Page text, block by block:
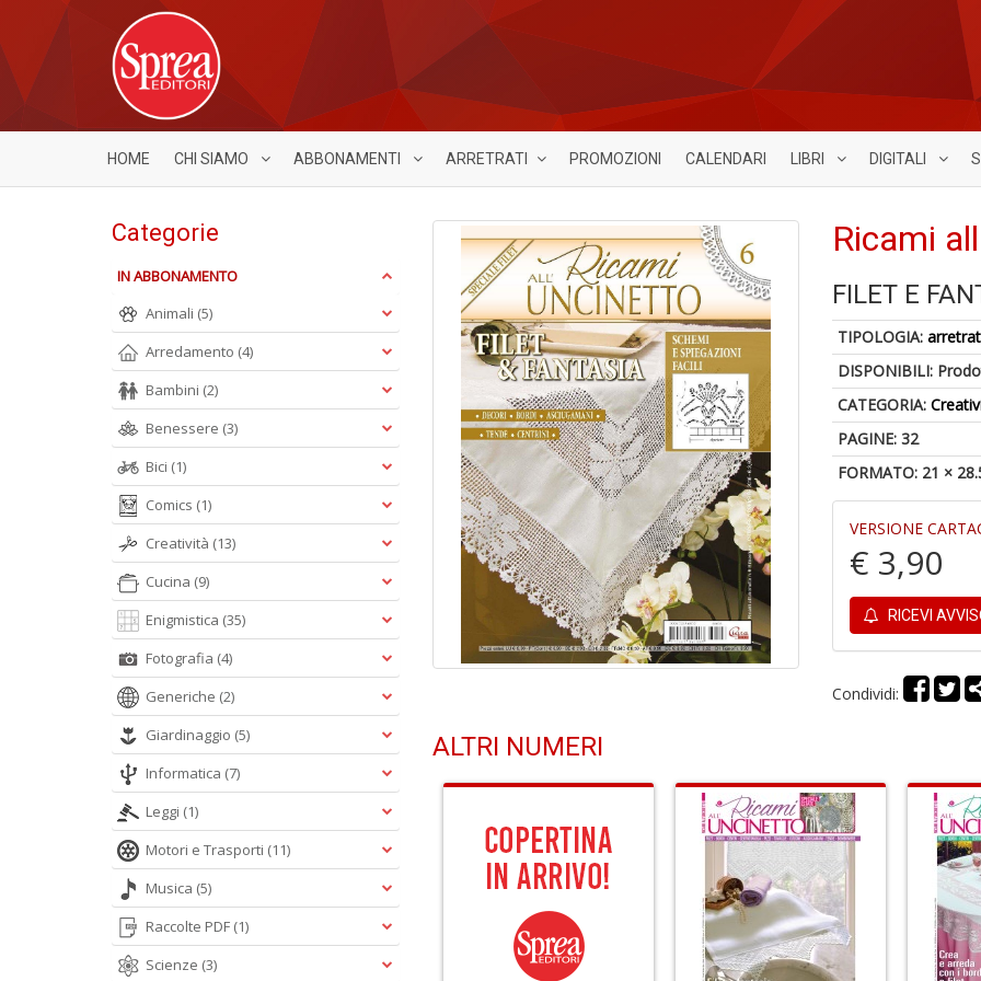
HOME CHI SIAMO ABBONAMENTI ARRETRATI PROMOZIONI CALENDARI LIBRI DIGITALI
Ricami
FILET E
TIPOLOGIA:
DISPONIBILI:
CATEGORIA:
PAGINE: 32
FORMATO: 21 ×
VERSIONE
€ 3,90
RICEVI
Condividi:
ALTRI NUMERI
Categorie
IN ABBONAMENTO
Animali (5)
Arredamento (4)
Bambini (2)
Benessere (3)
Bici (1)
Comics (1)
Creatività (13)
Cucina (9)
Enigmistica (35)
Fotografia (4)
Generiche (2)
Giardinaggio (5)
Informatica (7)
Leggi (1)
Motori e Trasporti (11)
Musica (5)
Raccolte PDF (1)
Scienze (3)